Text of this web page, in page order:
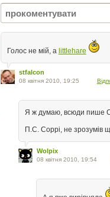
Голос не мій, а littlehare
stfalcon
08 квітня 2010, 19:25
Я ж думаю, всюди пише
П.С. Соррі, не зрозумів
Wolpix
08 квітня 2010, 19:54